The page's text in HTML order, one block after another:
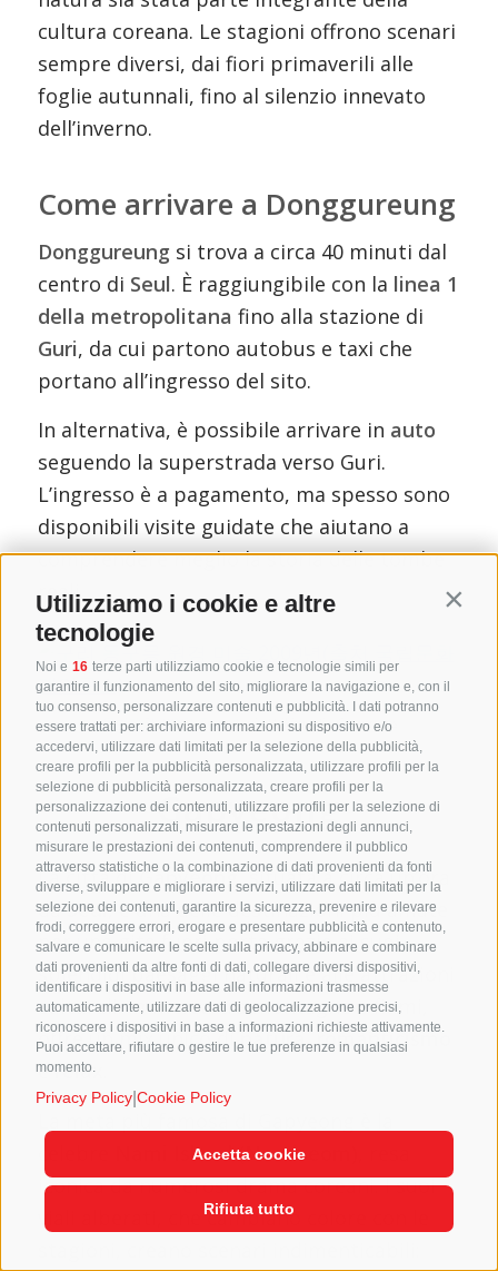
Utilizziamo i cookie e altre
tecnologie
Noi e 16 terze parti utilizziamo cookie e tecnologie simili per
garantire il funzionamento del sito, migliorare la navigazione e, con il
tuo consenso, personalizzare contenuti e pubblicità. I dati potranno
essere trattati per: archiviare informazioni su dispositivo e/o
accedervi, utilizzare dati limitati per la selezione della pubblicità,
creare profili per la pubblicità personalizzata, utilizzare profili per la
selezione di pubblicità personalizzata, creare profili per la
personalizzazione dei contenuti, utilizzare profili per la selezione di
contenuti personalizzati, misurare le prestazioni degli annunci,
misurare le prestazioni dei contenuti, comprendere il pubblico
attraverso statistiche o la combinazione di dati provenienti da fonti
diverse, sviluppare e migliorare i servizi, utilizzare dati limitati per la
selezione dei contenuti, garantire la sicurezza, prevenire e rilevare
frodi, correggere errori, erogare e presentare pubblicità e contenuto,
salvare e comunicare le scelte sulla privacy, abbinare e combinare
dati provenienti da altre fonti di dati, collegare diversi dispositivi,
identificare i dispositivi in base alle informazioni trasmesse
automaticamente, utilizzare dati di geolocalizzazione precisi,
riconoscere i dispositivi in base a informazioni richieste attivamente.
Puoi accettare, rifiutare o gestire le tue preferenze in qualsiasi
momento.
Privacy Policy Cookie Policy
Accetta cookie
Rifiuta tutto
cultura coreana. Le stagioni offrono scenari
sempre diversi, dai fiori primaverili alle
foglie autunnali, fino al silenzio innevato
dell’inverno.
Come arrivare a Donggureung
Donggureung si trova a circa 40 minuti dal
centro di Seul. È raggiungibile con la linea 1
della metropolitana fino alla stazione di
Guri, da cui partono autobus e taxi che
portano all’ingresso del sito.
In alternativa, è possibile arrivare in auto
seguendo la superstrada verso Guri.
L’ingresso è a pagamento, ma spesso sono
disponibili visite guidate che aiutano a
comprendere meglio la storia delle tombe
reali.
문화재청,KOGL Type 1, via Wikimedia Commons
Gapyeong
La città diGapyeong, situata a circa un’ora
daSeul, è una delle destinazioni più amate
per una gita fuori porta grazie ai suoi
splendidi paesaggi naturali e alle attrazioni
culturali. Immersa tra montagne e fiumi,
offre un mix unico dinatura,romanticismo
erelax
Nami Island (Namiseom)
iconica da numerosi drama coreani. I suoi
viali alberati, che cambiano colore con le